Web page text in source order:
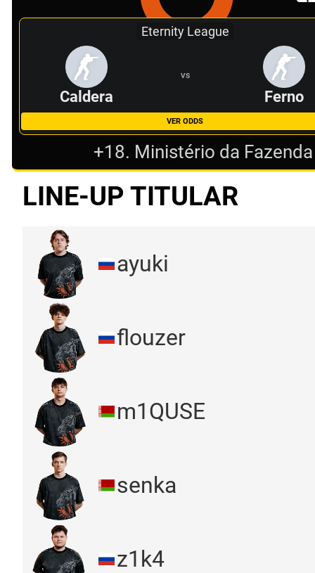
Eternity League
Caldera
VS
Ferno
VER ODDS
+18. Ministério da
LINE-UP TITULAR
ayuki
flouzer
m1QUSE
senka
z1k4